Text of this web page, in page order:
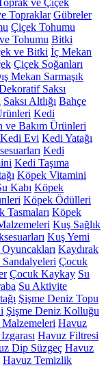
ve Çiçek
Topraklar Gübreler
Çiçek Tohumu
Tohumu Bitki
ve Bitki İç Mekan
Çiçek Soğanları
Mekan Sarmaşık
Saksı
Saksı Altlığı Bahçe
Kedi
Bakım Ürünleri
Kedi Evi Kedi Yatağı
Kedi
Kedi Taşıma
Köpek Vitamini
Kabı Köpek
Köpek Ödülleri
Tasmaları Köpek
Kuş Sağlık
Kuş Yemi
Kaydırak
Çocuk
Çocuk Kaykay Su
Su Aktivite
Şişme Deniz Topu
Şişme Deniz Kolluğu
Havuz
Havuz Filtresi
Dip Süzgeç Havuz
Havuz Temizlik